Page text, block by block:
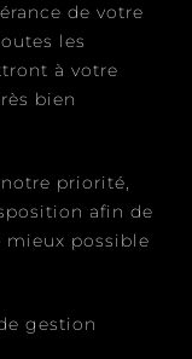
de votre
les
à votre
bien
priorité,
afin de
mieux possible
gestion